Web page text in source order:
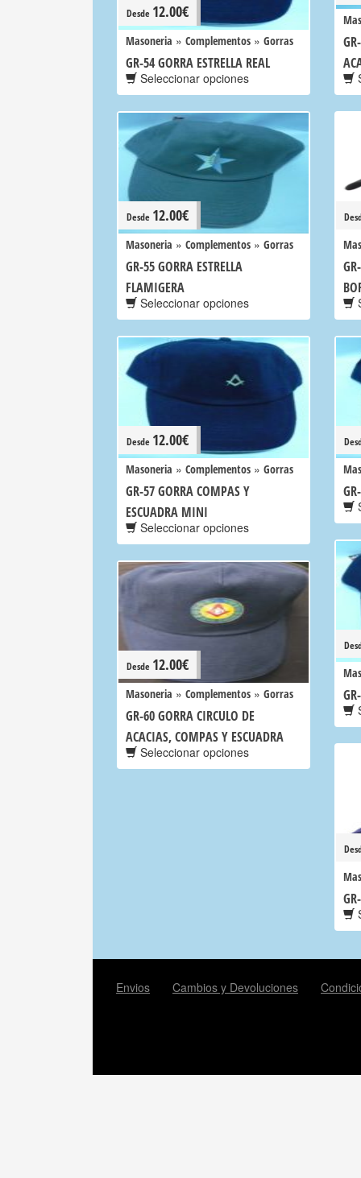
Desde 12.00€
Masoneria » Complementos » Gorras
GR-54 GORRA ESTRELLA REAL
Seleccionar opciones
Desde 12.00€
Masoneria » Complementos » Gorras
GR-55 GORRA ESTRELLA
FLAMIGERA
Seleccionar opciones
Desde 12.00€
Masoneria » Complementos » Gorras
GR-57 GORRA COMPAS Y
ESCUADRA MINI
Seleccionar opciones
Desde 12.00€
Masoneria » Complementos » Gorras
GR-60 GORRA CIRCULO DE
ACACIAS, COMPAS Y ESCUADRA
Seleccionar opciones
Envios Cambios y Devoluciones